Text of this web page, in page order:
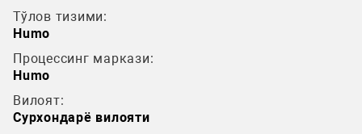
Тўлов тизими:
Humo
Процессинг маркази:
Humo
Вилоят:
Сурхондарё вилояти